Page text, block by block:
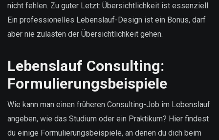
nicht fehlen. Zu guter Letzt: Übersichtlichkeit ist essenziell.
Ein professionelles Lebenslauf-Design ist ein Bonus, darf
aber nie zulasten der Übersichtlichkeit gehen.
Lebenslauf Consulting:
Formulierungsbeispiele
Wie kann man einen früheren Consulting-Job im Lebenslauf
angeben, wie das Studium oder ein Praktikum? Hier findest
du einige Formulierungsbeispiele, an denen du dich beim